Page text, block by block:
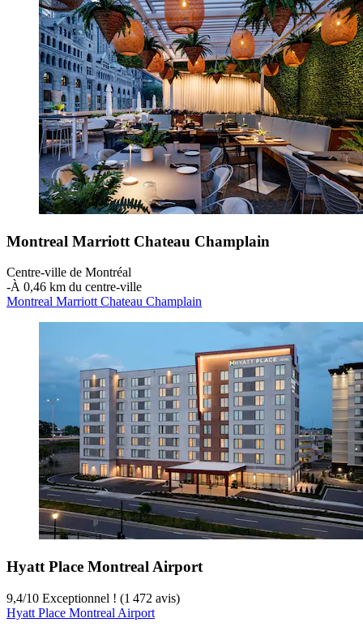
Montreal Marriott Chateau Champlain
Centre-ville de Montréal
‐À 0,46 km du centre-ville
Montreal Marriott Chateau Champlain
Hyatt Place Montreal Airport
9,4/10 Exceptionnel ! (1 472 avis)
Hyatt Place Montreal Airport